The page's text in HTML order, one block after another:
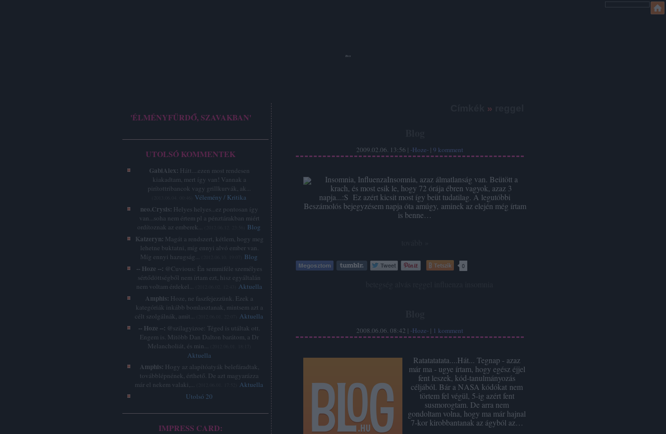
Hoze
'ÉLMÉNYFÜRDŐ, SZAVAKBAN'
UTOLSÓ KOMMENTEK
GabiAlex: Hátt....ezen most rendesen
kiakadtam, mert így van! Vannak a
pirítottribancok vagy grillkurvák, ak...
Vélemény / Kritika
neo.Crysis: Helyes helyes...ez pontosan így
van...soha nem értem pl a pénztárakban miért
ordítoznak az emberek...
Blog
Katzeryn: Magát a rendszert, kétlem, hogy meg
lehetne buktatni, míg ennyi alvó ember van.
Míg ennyi hazugság...
Blog
-- Hoze --: @Cuvious: Én semmiféle személyes
sértődöttségből nem írtam ezt, hisz egyáltalán
nem voltam érdekel...
Aktuella
Amphis: Hoze, ne faszfejezzünk. Ezek a
kategóriák inkább bomlasztanak, mintsem azt a
célt szolgálnák, amit...
Aktuella
-- Hoze --: @szilagyizoe: Téged is utáltak ott.
Engem is. Mitöbb Dan Dalton barátom, a Dr
Melancholiát, és min...
Aktuella
Amphis: Hogy az alapítóatyák belefáradtak,
továbblépnének, érthető. De azt magyarázza
már el nekem valaki,...
Aktuella
Utolsó 20
IMPRESS CARD:
»
2009.02.06. 13:56 | -Hoze- | 9 komment
Insomnia, InfluenzaInsomnia, azaz álmatlanság van. Beütött a
krach, és most esik le, hogy 72 órája ébren vagyok, azaz 3
napja...:S Ez azért kicsit most így beüt tudatilag. A legutóbbi
Beszámolós bejegyzésem napja óta amúgy, aminek az elején még írtam
is benne…
Tetszik 0
2008.06.06. 08:42 | -Hoze- | 1 komment
Ratatatatata....Hát... Tegnap - azaz
már ma - ugye írtam, hogy egész éjjel
fent leszek, kód-tanulmányozás
céljából. Bár a NASA kódókat nem
törtem fel végül, 5-ig azért fent
susmorogtam. De arra nem
gondoltam volna, hogy ma már hajnal
7-kor kirobbantanak az ágyból az…